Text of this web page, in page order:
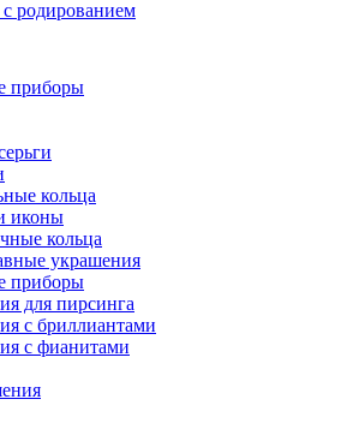
родированием
приборы
кольца
иконы
кольца
украшения
приборы
для пирсинга
с бриллиантами
с фианитами